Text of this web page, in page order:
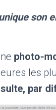
son
photo-
les
par